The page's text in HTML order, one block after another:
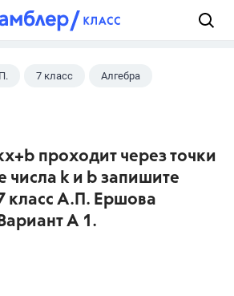
7 класс Алгебра
проходит через точки
числа k и b запишите
класс А.П. Ершова
А 1.